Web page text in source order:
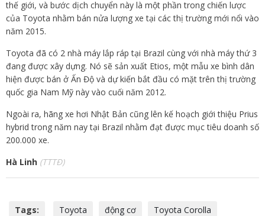
thế giới, và bước dịch chuyển này là một phần trong chiến lược
của Toyota nhằm bán nửa lượng xe tại các thị trường mới nổi vào
năm 2015.
Toyota đã có 2 nhà máy lắp ráp tại Brazil cùng với nhà máy thứ 3
đang được xây dựng. Nó sẽ sản xuất Etios, một mẫu xe bình dân
hiện được bán ở Ấn Độ và dự kiến bắt đầu có mặt trên thị trường
quốc gia Nam Mỹ này vào cuối năm 2012.
Ngoài ra, hãng xe hơi Nhật Bản cũng lên kế hoạch giới thiệu Prius
hybrid trong năm nay tại Brazil nhằm đạt được mục tiêu doanh số
200.000 xe.
Hà Linh (TTTĐ)
Tags: Toyota động cơ Toyota Corolla